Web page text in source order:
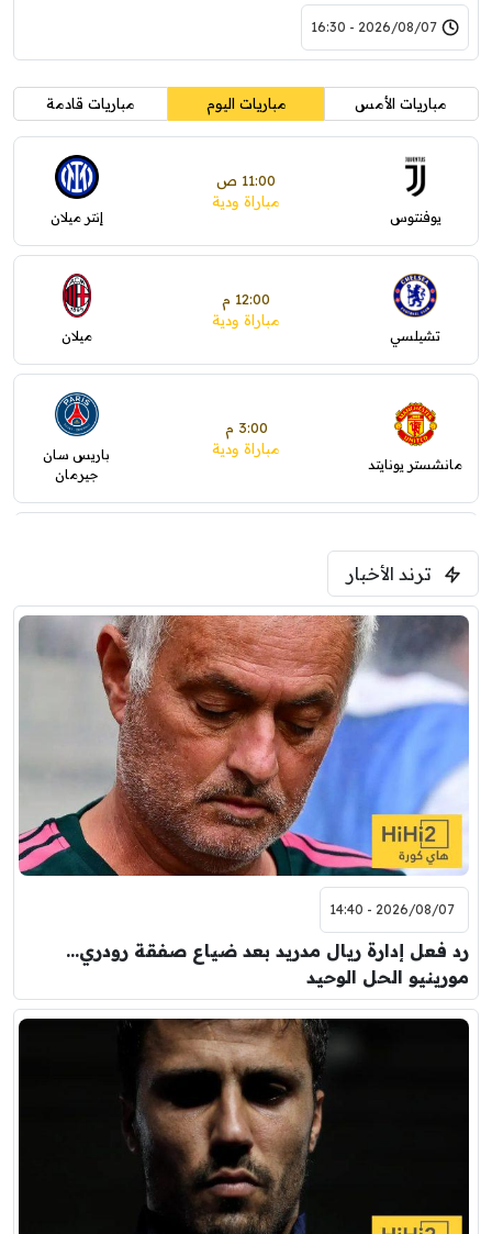
2026/08/07 - 16:30
مباريات الأمس مباريات اليوم مباريات قادمة
يوفنتوس
11:00 ص
مباراة ودية
إنتر ميلان
تشيلسي
12:00 م
مباراة ودية
ميلان
مانشستر يونايتد
3:00 م
مباراة ودية
باريس سان
جيرمان
فرينتسفاروشي
برشلونة
7:00 م
مباراة ودية
نوتنغهام فورست
اودينيزي
8:00 م
مباراة ودية
برشلونة
ترند الأخبار
2026/08/07 - 14:40
رد فعل إدارة ريال مدريد بعد ضياع صفقة رودري…
مورينيو الحل الوحيد